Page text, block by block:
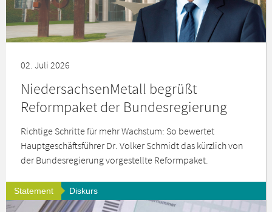
02. Juli 2026
NiedersachsenMetall begrüßt
Reformpaket der Bundesregierung
Richtige Schritte für mehr Wachstum: So bewertet
Hauptgeschäftsführer Dr. Volker Schmidt das kürzlich von
der Bundesregierung vorgestellte Reformpaket.
Statement Diskurs